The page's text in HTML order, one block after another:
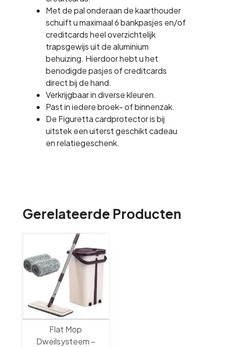
Met de pal onderaan de kaarthouder
schuift u maximaal 6 bankpasjes en/of
creditcards heel overzichtelijk
trapsgewijs uit de aluminium
behuizing. Hierdoor hebt u het
benodigde pasjes of creditcards
direct bij de hand.
Verkrijgbaar in diverse kleuren.
Past in iedere broek- of binnenzak.
De Figuretta cardprotector is bij
uitstek een uiterst geschikt cadeau
en relatiegeschenk.
Gerelateerde Producten
Flat Mop
Dweilsysteem –